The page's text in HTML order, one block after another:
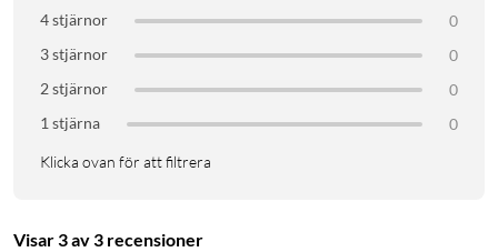
4 stjärnor
0
3 stjärnor
0
2 stjärnor
0
1 stjärna
0
Klicka ovan för att filtrera
Visar 3 av 3 recensioner